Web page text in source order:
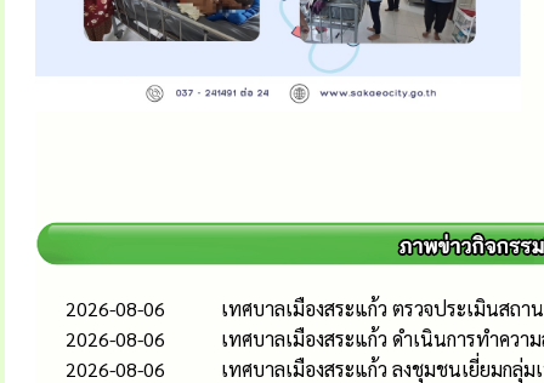
2026-08-06
เทศบาลเมืองสระแก้ว ตรวจประเมินสถ
2026-08-06
เทศบาลเมืองสระแก้ว ดำเนินการทำควา
2026-08-06
เทศบาลเมืองสระแก้ว ลงชุมชนเยี่ยมกลุ่ม